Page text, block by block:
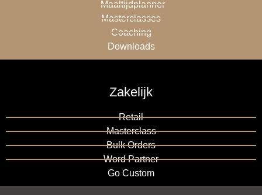
Maaltijdplanner
Masterclasses
Coaching
Downloads
Zakelijk
Retail
Masterclass
Bulk Orders
Word Partner
Go Custom